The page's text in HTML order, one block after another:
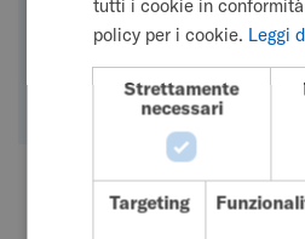
policy per i cookie. Leggi
Strettamente
necessari
Targeting